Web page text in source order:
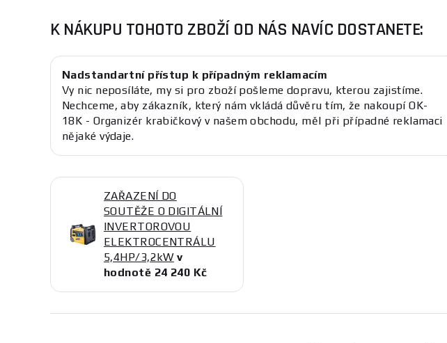
K NÁKUPU TOHOTO ZBOŽÍ OD NÁS NAVÍC DOSTANETE:
Nadstandartní přístup k případným reklamacím
Vy nic neposíláte, my si pro zboží pošleme dopravu, kterou zajistíme.
Nechceme, aby zákazník, který nám vkládá důvěru tím, že nakoupí OK-
18K - Organizér krabičkový v našem obchodu, měl při případné reklamaci
nějaké výdaje.
ZAŘAZENÍ DO
SOUTĚŽE O DIGITÁLNÍ
INVERTOROVOU
ELEKTROCENTRÁLU
5,4HP/3,2kW v
hodnotě 24 240 Kč